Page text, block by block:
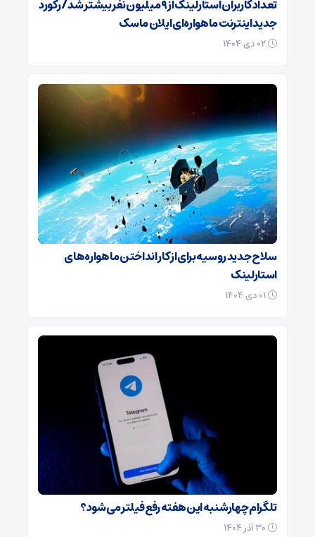
تعداد کاربران استارلینک از ۹ میلیون نفر بیشتر شد / رکورد
جدید اینترنت ماهواره‌ای ایلان ماسک
سلاح جدید روسیه برای از کار انداختن ماهواره‌های
استارلینک
تلگرام چهارشنبه این هفته رفع فیلتر می‌شود؟